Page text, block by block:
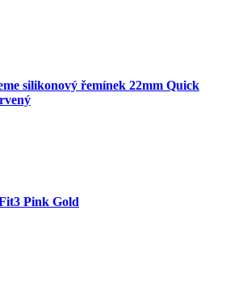
silikonový řemínek 22mm Quick
Pink Gold